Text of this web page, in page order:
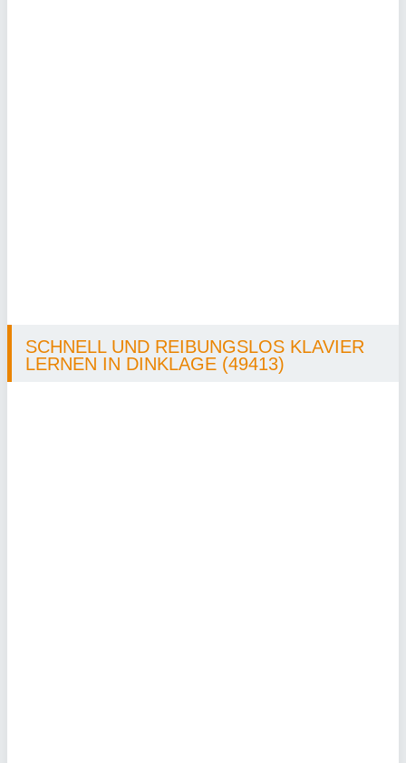
SCHNELL UND REIBUNGSLOS KLAVIER
LERNEN IN DINKLAGE (49413)